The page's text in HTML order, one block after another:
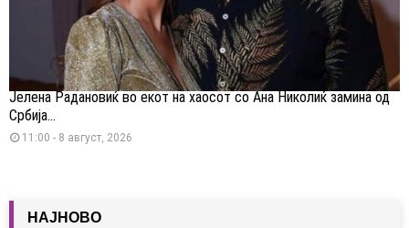
Јелена Радановиќ во екот на хаосот со Ана Николиќ замина од
Србија...
11:00 - 8 август, 2026
НАЈНОВО